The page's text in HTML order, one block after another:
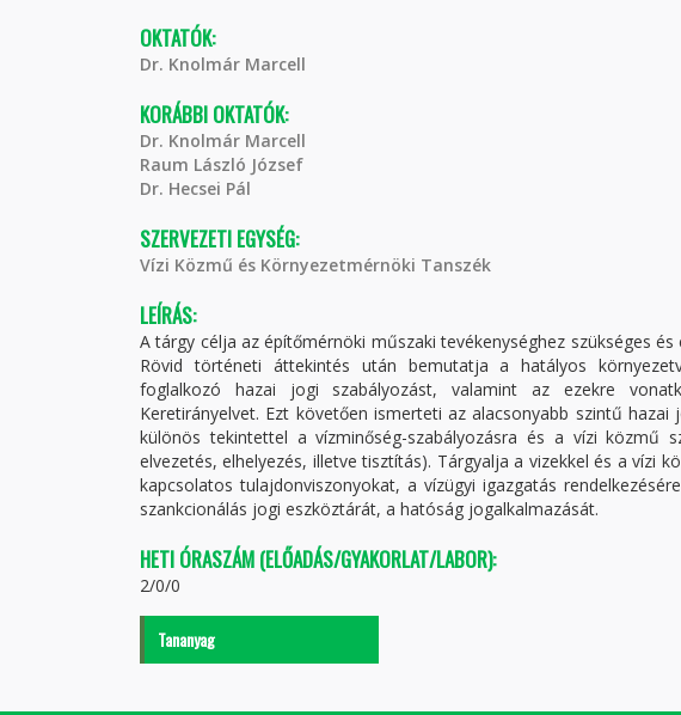
OKTATÓK:
Dr. Knolmár Marcell
KORÁBBI OKTATÓK:
Dr. Knolmár Marcell
Raum László József
Dr. Hecsei Pál
SZERVEZETI EGYSÉG:
Vízi Közmű és Környezetmérnöki Tanszék
LEÍRÁS:
A tárgy célja az építőmérnöki műszaki tevékenységhez szükséges
Rövid történeti áttekintés után bemutatja a hatályos
foglalkozó hazai jogi szabályozást, valamint az ezekre
Keretirányelvet. Ezt követően ismerteti az alacsonyabb szintű
különös tekintettel a vízminőség-szabályozásra és a vízi közmű
elvezetés, elhelyezés, illetve tisztítás). Tárgyalja a vizekkel és a vízi
kapcsolatos tulajdonviszonyokat, a vízügyi igazgatás
szankcionálás jogi eszköztárát, a hatóság jogalkalmazását.
HETI ÓRASZÁM (ELŐADÁS/GYAKORLAT/LABOR):
2/0/0
Tananyag